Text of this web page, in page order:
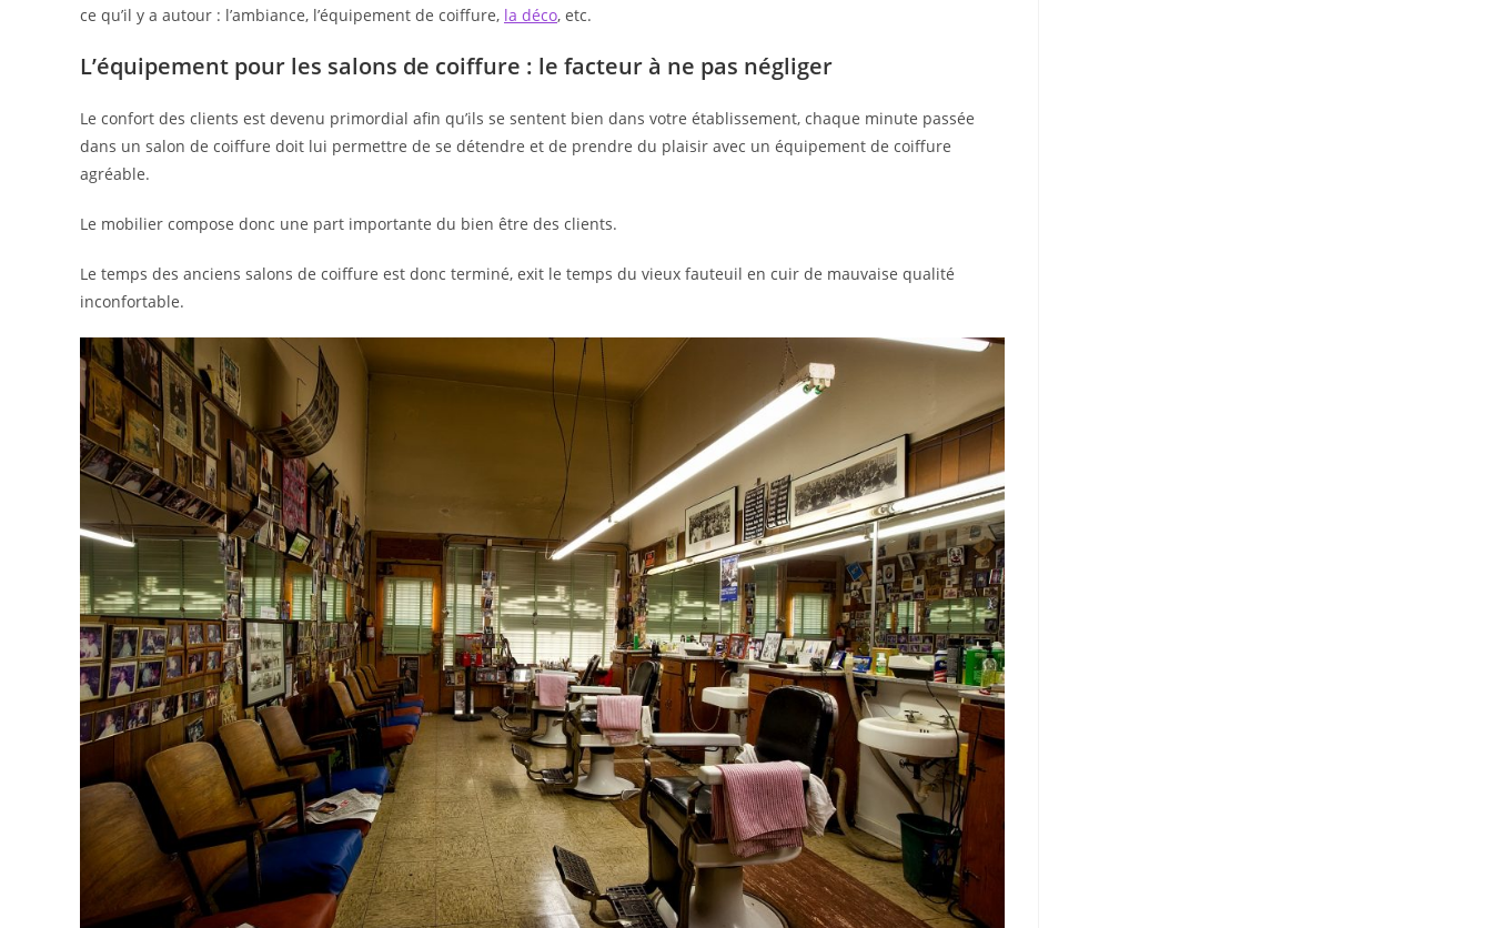
ce qu’il y a autour : l’ambiance, l’équipement de coiffure, la déco, etc.
L’équipement pour les salons de coiffure : le facteur à ne pas négliger
Le confort des clients est devenu primordial afin qu’ils se sentent bien dans votre établissement, chaque minute passée
dans un salon de coiffure doit lui permettre de se détendre et de prendre du plaisir avec un équipement de coiffure
agréable.
Le mobilier compose donc une part importante du bien être des clients.
Le temps des anciens salons de coiffure est donc terminé, exit le temps du vieux fauteuil en cuir de mauvaise qualité
inconfortable.